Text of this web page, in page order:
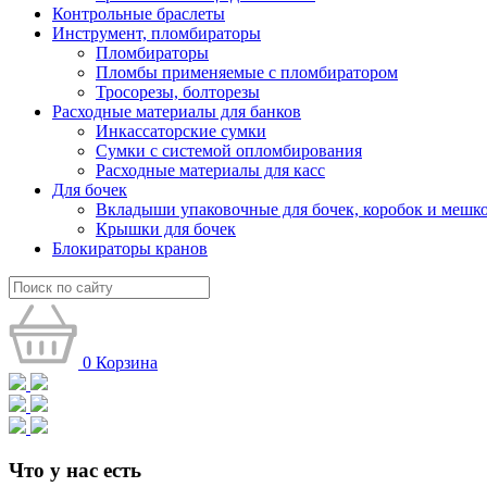
Контрольные браслеты
Инструмент, пломбираторы
Пломбираторы
Пломбы применяемые с пломбиратором
Тросорезы, болторезы
Расходные материалы для банков
Инкассаторские сумки
Сумки с системой опломбирования
Расходные материалы для касс
Для бочек
Вкладыши упаковочные для бочек, коробок и
Крышки для бочек
Блокираторы кранов
0 Корзина
Что у нас есть